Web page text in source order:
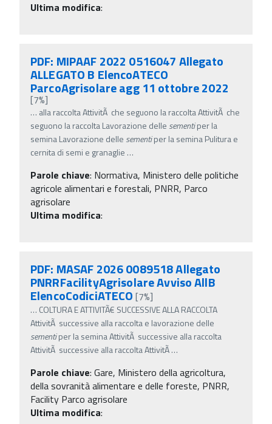
Ultima modifica:
PDF: MIPAAF 2022 0516047 Allegato
ALLEGATO B ElencoATECO
ParcoAgrisolare agg 11 ottobre 2022
[7%]
… alla raccolta AttivitÃ che seguono la raccolta AttivitÃ che
seguono la raccolta Lavorazione delle sementiper la
semina Lavorazione delle sementiper la semina Pulitura e
cernita di semi e granaglie …
Parole chiave: Normativa, Ministero delle politiche
agricole alimentari e forestali, PNRR, Parco
agrisolare
Ultima modifica:
PDF: MASAF 2026 0089518 Allegato
PNRRFacilityAgrisolare Avviso AllB
ElencoCodiciATECO [7%]
… COLTURA E ATTIVITÃ€ SUCCESSIVE ALLA RACCOLTA
AttivitÃ successive alla raccolta e lavorazione delle
sementiper la semina AttivitÃ successive alla raccolta
AttivitÃ successive alla raccolta AttivitÃ…
Parole chiave: Gare, Ministero della agricoltura,
della sovranità alimentare e delle foreste, PNRR,
Facility Parco agrisolare
Ultima modifica: